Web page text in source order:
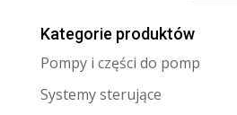
Kategorie produktów
Pompy i części do pomp
Systemy sterujące